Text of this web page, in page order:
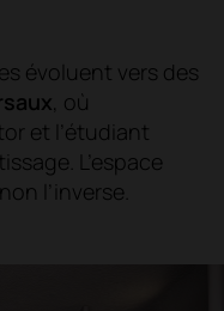
évoluent vers des
, où
et l’étudiant
L’espace
l’inverse.